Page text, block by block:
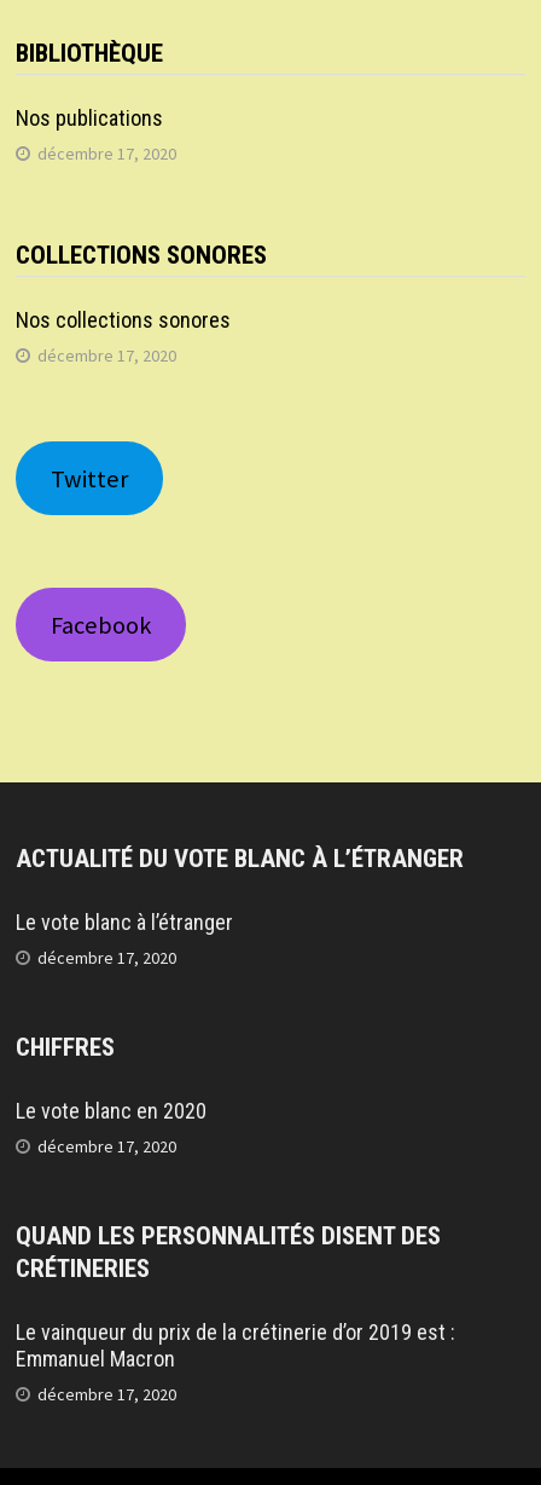
BIBLIOTHÈQUE
Nos publications
décembre 17, 2020
COLLECTIONS SONORES
Nos collections sonores
décembre 17, 2020
Twitter
Facebook
ACTUALITÉ DU VOTE BLANC À L’ÉTRANGER
Le vote blanc à l’étranger
décembre 17, 2020
CHIFFRES
Le vote blanc en 2020
décembre 17, 2020
QUAND LES PERSONNALITÉS DISENT DES
CRÉTINERIES
Le vainqueur du prix de la crétinerie d’or 2019 est :
Emmanuel Macron
décembre 17, 2020